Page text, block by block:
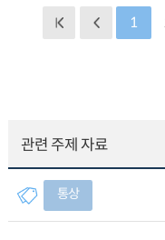
1
관련 주제 자료
통상